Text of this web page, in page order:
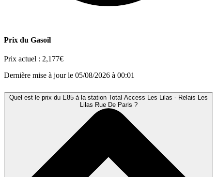
Prix du Gasoil
Prix actuel : 2,177€
Dernière mise à jour le 05/08/2026 à 00:01
Quel est le prix du E85 à la station Total Access Les Lilas - Relais Les
Lilas Rue De Paris ?